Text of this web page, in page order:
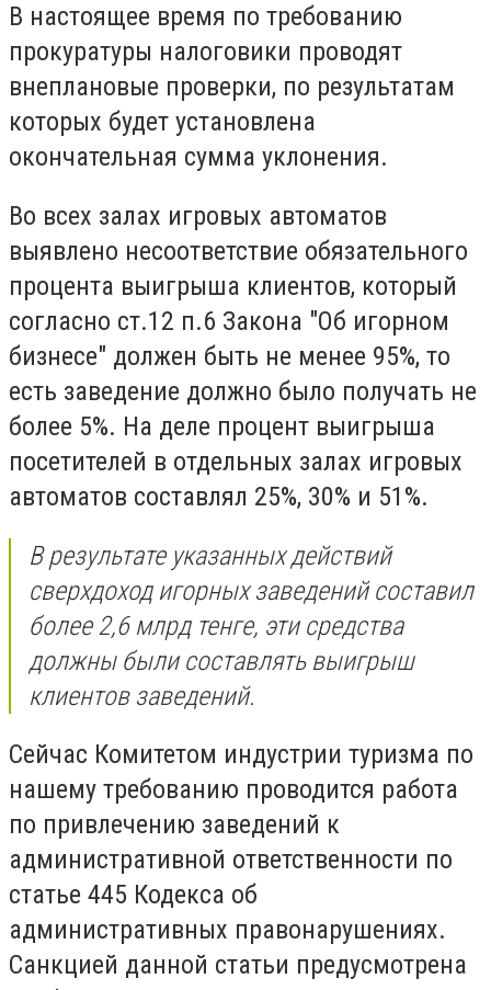
В настоящее время по требованию
прокуратуры налоговики проводят
внеплановые проверки, по результатам
которых будет установлена
окончательная сумма уклонения.
Во всех залах игровых автоматов
выявлено несоответствие обязательного
процента выигрыша клиентов, который
согласно ст.12 п.6 Закона "Об игорном
бизнесе" должен быть не менее 95%, то
есть заведение должно было получать не
более 5%. На деле процент выигрыша
посетителей в отдельных залах игровых
автоматов составлял 25%, 30% и 51%.
В результате указанных действий
сверхдоход игорных заведений составил
более 2,6 млрд тенге, эти средства
должны были составлять выигрыш
клиентов заведений.
Сейчас Комитетом индустрии туризма по
нашему требованию проводится работа
по привлечению заведений к
административной ответственности по
статье 445 Кодекса об
административных правонарушениях.
Санкцией данной статьи предусмотрена